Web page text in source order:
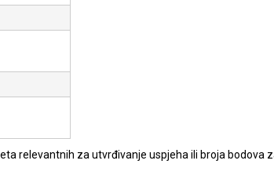
relevantnih za utvrđivanje uspjeha ili broja bodova